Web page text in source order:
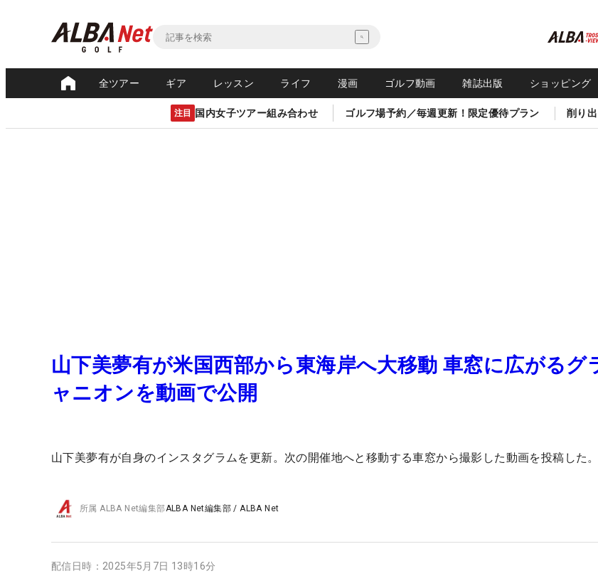
全ツアー ギア レッスン ライフ 漫画 ゴルフ動画 雑誌出版 ショッピング
注目 国内女子ツアー組み合わせ ゴルフ場予約／毎週更新！限定優待プラン 削り
山下美夢有が米国西部から東海岸へ大移動 車窓に広がるグ
ャニオンを動画で公開
山下美夢有が自身のインスタグラムを更新。次の開催地へと移動する車窓から撮影した動画を投稿した。
所属ALBA Net編集部ALBA Net編集部 /ALBA Net
配信日時： 2025年5月7日 13時16分